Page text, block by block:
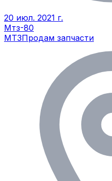
20 июл. 2021 г.
Мтз-80
МТЗПродам запчасти